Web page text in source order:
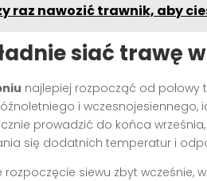
raz nawozić trawnik, aby
siać trawę
najlepiej rozpocząć od połowy
i wczesnojesiennego,
prowadzić do końca
się dodatnich temperatur i
siewu zbyt wcześnie,